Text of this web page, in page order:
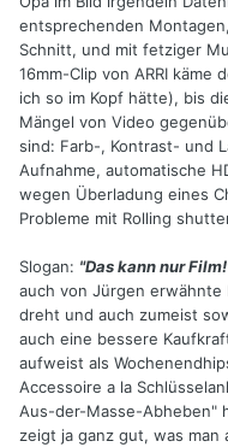
entsprechenden
Schnitt, und mit fetziger
16mm-Clip von ARRI
ich so im Kopf hätte), bis
Mängel von Video
sind: Farb-, Kontrast- und
Aufnahme, automatische
wegen Überladung eines
Probleme mit Rolling
Slogan: "Das kann nur
auch von Jürgen erwähnte
dreht und auch zumeist
auch eine bessere
aufweist als
Accessoire a la
Aus-der-Masse-Abheben"
zeigt ja ganz gut, was man